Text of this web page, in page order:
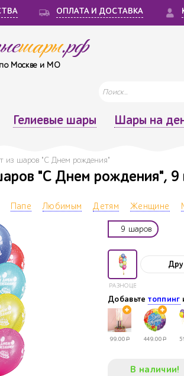
ОПЛАТА И ДОСТАВКА
шары.рф
Москве и МО
Гелиевые шары Шары на
из шаров "С Днем рождения"
"С Днем рождения", 9
Папе Любимым Детям Женщине
9 шаров
РАЗНОЦВЕТНЫЙ
Добавьтетоппинг
99.00Р 449.00Р
В наличии!